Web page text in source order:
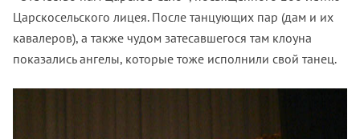
Царскосельского лицея. После танцующих пар (дам и их
кавалеров), а также чудом затесавшегося там клоуна
показались ангелы, которые тоже исполнили свой танец.